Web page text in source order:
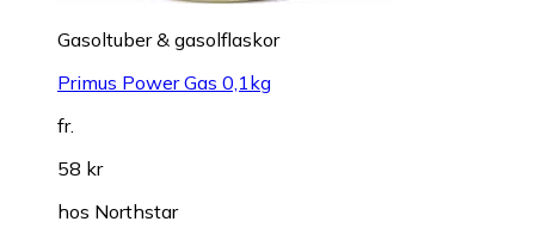
Gasoltuber & gasolflaskor
Primus Power Gas 0,1kg
fr.
58 kr
hos Northstar